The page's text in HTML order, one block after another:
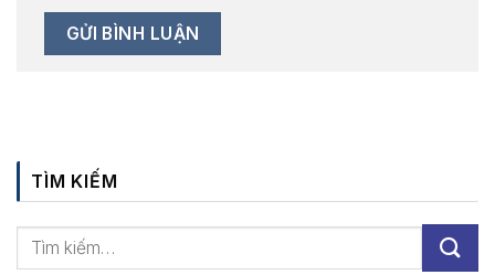
TÌM KIẾM